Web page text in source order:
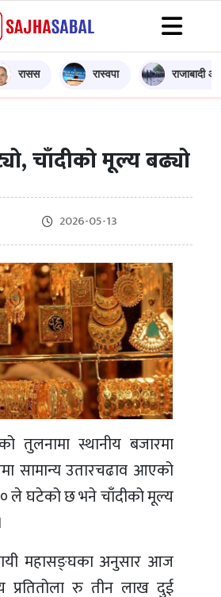
रासस रास्वपा राजाबादी
चाँदीको मूल्य बढ्यो
2026-05-13
तुलनामा स्थानीय बजारमा
सामान्य उतारचढाव आएको
ले घटेको छ भने चाँदीको मूल्य
महासङ्घका अनुसार आज
प्रतितोला रु तीन लाख दुई